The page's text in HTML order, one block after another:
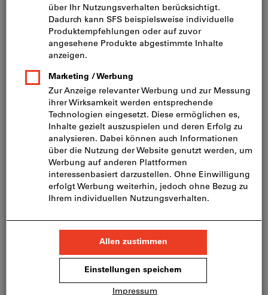
Netto: CHF 37.10
Mindestbestellmenge: 10 Stück
Bestellschritt: 10 Stück
Menge
In den Warenkorb
Lieferung in 3 - 4 Arbeitstagen
Bitte beachten Sie die Lieferzeit und eingeschränkte
Beratung:
Hersteller, da er nicht Bestandteil unseres
Hauptsortiments ist und somit nicht bei uns auf
Infos